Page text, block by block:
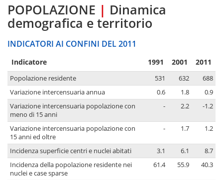
POPOLAZIONE | Dinamica
demografica e territorio
INDICATORI AI CONFINI DEL 2011
Indicatore 1991 2001 2011
Popolazione residente 531 632
688
Variazione intercensuaria annua
0.6 1.8
0.9
Variazione intercensuaria popolazione con
meno di 15 anni
- 2.2 -1.2
Variazione intercensuaria popolazione con
15 anni ed oltre
- 1.7 1.2
Incidenza superficie centri e nuclei abitati 3.1 6.1
8.7
Incidenza della popolazione residente nei
nuclei e case sparse
61.4 55.9 40.3